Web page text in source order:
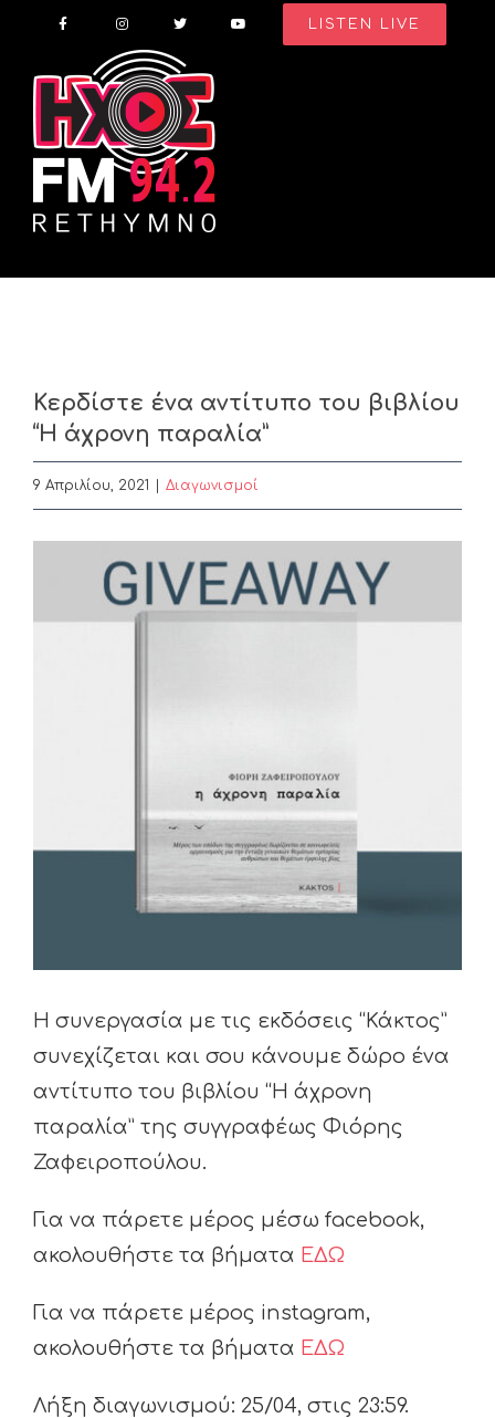
content
LISTEN LIVE
Κερδίστε ένα αντίτυπο του βιβλίου
“Η άχρονη παραλία”
9 Απριλίου, 2021 Διαγωνισμοί
Image
Η συνεργασία με τις εκδόσεις “Κάκτος”
συνεχίζεται και σου κάνουμε δώρο ένα
αντίτυπο του βιβλίου “Η άχρονη
παραλία” της συγγραφέως Φιόρης
Ζαφειροπούλου.
Για να πάρετε μέρος μέσω facebook,
ακολουθήστε τα βήματα ΕΔΩ
Για να πάρετε μέρος instagram,
ακολουθήστε τα βήματα ΕΔΩ
Λήξη διαγωνισμού: 25/04, στις 23:59.